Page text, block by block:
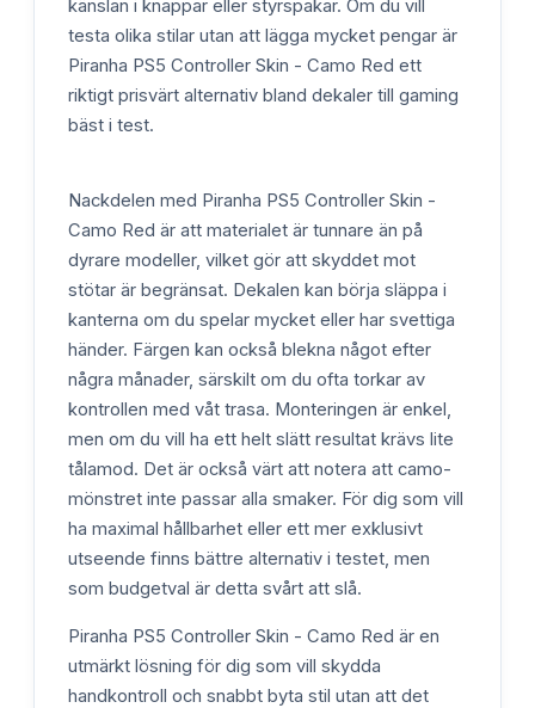
känslan i knappar eller styrspakar. Om du vill
testa olika stilar utan att lägga mycket pengar är
Piranha PS5 Controller Skin - Camo Red ett
riktigt prisvärt alternativ bland dekaler till gaming
bäst i test.
Nackdelen med Piranha PS5 Controller Skin -
Camo Red är att materialet är tunnare än på
dyrare modeller, vilket gör att skyddet mot
stötar är begränsat. Dekalen kan börja släppa i
kanterna om du spelar mycket eller har svettiga
händer. Färgen kan också blekna något efter
några månader, särskilt om du ofta torkar av
kontrollen med våt trasa. Monteringen är enkel,
men om du vill ha ett helt slätt resultat krävs lite
tålamod. Det är också värt att notera att camo-
mönstret inte passar alla smaker. För dig som vill
ha maximal hållbarhet eller ett mer exklusivt
utseende finns bättre alternativ i testet, men
som budgetval är detta svårt att slå.
Piranha PS5 Controller Skin - Camo Red är en
utmärkt lösning för dig som vill skydda
handkontroll och snabbt byta stil utan att det